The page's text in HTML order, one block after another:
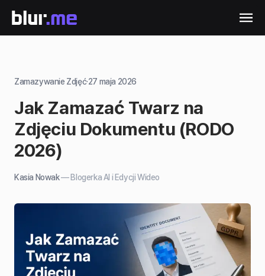
Zamazywanie Zdjęć·27 maja 2026
Jak Zamazać Twarz na
Zdjęciu Dokumentu (RODO
2026)
Kasia Nowak— Blogerka AI i Edycji Wideo